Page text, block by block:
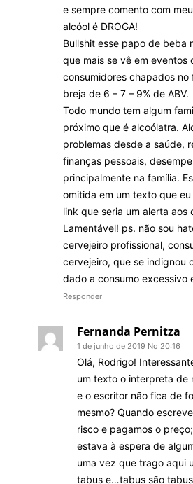
e sempre comento com
alcóol é DROGA!
Bullshit esse papo de beba
que mais se vê em eventos
consumidores chapados no
breja de 6 – 7 – 9% de ABV.
Todo mundo tem algum
próximo que é alcoólatra.
problemas desde a saúde,
finanças pessoais,
principalmente na família.
omitida em um texto que
link que seria um alerta aos
Lamentável! ps. não sou
cervejeiro profissional,
cervejeiro, que se indignou
dado a consumo excessivo
Responder
Fernanda Pernitza
1 de junho de 2019 No 20:16
Olá, Rodrigo!
um texto o interpreta de
e o escritor não fica de
mesmo? Quando
risco e pagamos o
estava à espera de
uma vez que trago aqui
tabus e…tabus são